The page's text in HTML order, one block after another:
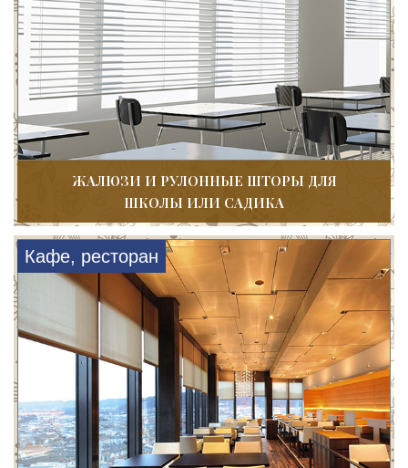
ЖАЛЮЗИ И РУЛОННЫЕ ШТОРЫ ДЛЯ
ШКОЛЫ ИЛИ САДИКА
Кафе, ресторан